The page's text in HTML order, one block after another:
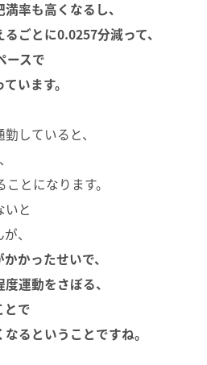
率も高くなるし、
ごとに0.0257分減って、
ースで
います。
していると、
とになります。
いと
、
かったせいで、
運動をさぼる、
とで
るということですね。